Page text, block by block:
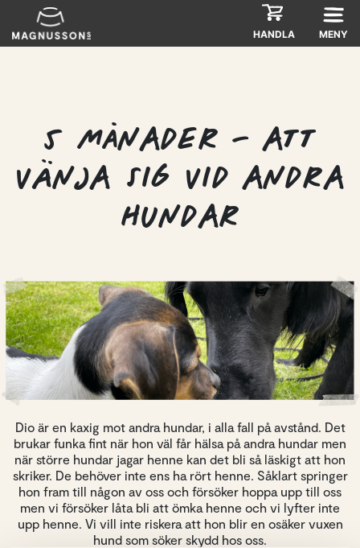
content
HANDLA MENY
5 MÅNADER – ATT
VÄNJA SIG VID ANDRA
HUNDAR
Dio är en kaxig mot andra hundar, i alla fall på avstånd. Det
brukar funka fint när hon väl får hälsa på andra hundar men
när större hundar jagar henne kan det bli så läskigt att hon
skriker. De behöver inte ens ha rört henne. Såklart springer
hon fram till någon av oss och försöker hoppa upp till oss
men vi försöker låta bli att ömka henne och vi lyfter inte
upp henne. Vi vill inte riskera att hon blir en osäker vuxen
hund som söker skydd hos oss.